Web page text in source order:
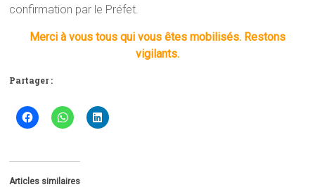
confirmation par le Préfet.
Merci à vous tous qui vous êtes mobilisés. Restons
vigilants.
Partager :
Articles similaires